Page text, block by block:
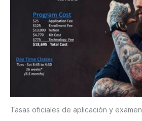
Tasas oficiales de aplicación y examen